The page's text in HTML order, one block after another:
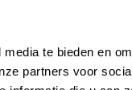
te bieden en
partners voor